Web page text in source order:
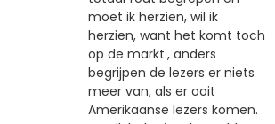
moet ik herzien, wil ik
herzien, want het komt toch
op de markt., anders
begrijpen de lezers er niets
meer van, als er ooit
Amerikaanse lezers komen.